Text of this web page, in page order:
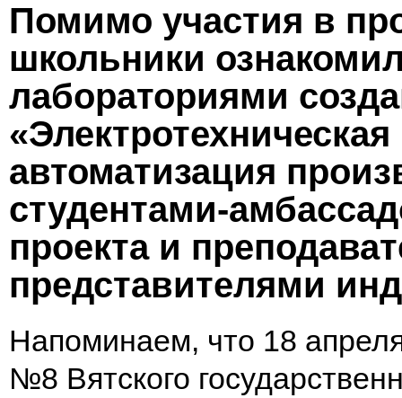
Помимо участия в
школьники
лабораториями
автоматизация
студентами-
проекта и
представителями
Напоминаем, что 18
№8 Вятского